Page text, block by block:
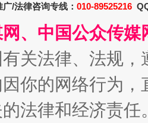
/法律咨询专线： 010-89525216
、中国公众传
关法律、法规
你的网络行为
法律和经济责